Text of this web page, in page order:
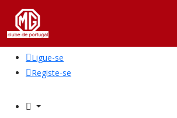
QUEM
SOMOS
Ligue-se
Registe-se